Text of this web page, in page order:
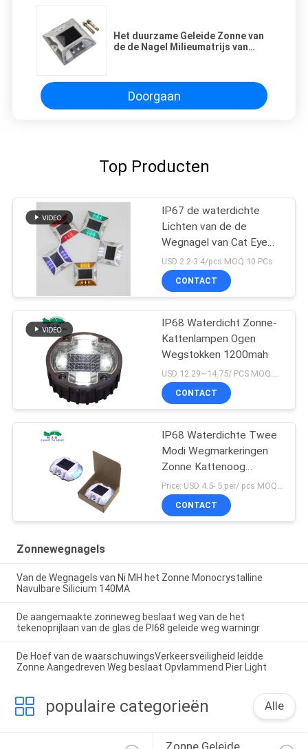
Het duurzame Geleide Zonne van
de de Nagel Milieumatrijs van
Doorgaan
Top Producten
IP67 de waterdichte
Lichten van de de
Wegnagel van Cat Eye
Road Stud Outdoor
Zonne
USD 2.2-3.4/pcs MOQ:10 PCs
CONTACT
IP68 Waterdicht Zonne-
Kattenlampen Ogen
Wegstokken 1200mah
CONTACT
IP68 Waterdichte Twee
Modi Wegmarkeringen
Zonne Kattenoog
Wegmarkering
CONTACT
Zonnewegnagels
Van de Wegnagels van Ni MH het Zonne Monocrystalline
Navulbare Silicium 140MA
De aangemaakte zonneweg beslaat weg van de het
tekenoprijlaan van de glas de PI68 geleide weg warningr
De Hoef van de waarschuwingsVerkeersveiligheid leidde
Zonne Aangedreven Weg beslaat Opvlammend Pier Light
populaire categorieën Alle